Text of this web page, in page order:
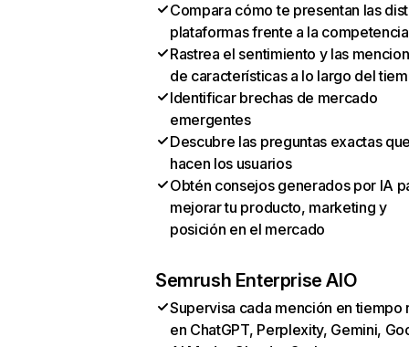
Compara cómo te presentan las
plataformas frente a la competencia
Rastrea el sentimiento y las
de características a lo largo del
Identificar brechas de mercado
emergentes
Descubre las preguntas exactas
hacen los usuarios
Obtén consejos generados por IA
mejorar tu producto, marketing y
posición en el mercado
Semrush Enterprise AIO
Supervisa cada mención en tiempo
en ChatGPT, Perplexity, Gemini,